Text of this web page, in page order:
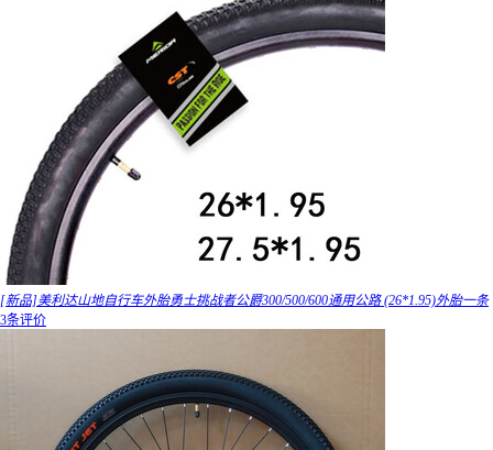
[新品]美利达山地自行车外胎勇士挑战者公爵300/500/600通用公路 (26*1.95)外胎一条
3条评价